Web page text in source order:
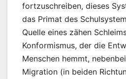
fortzuschreiben, dieses
das Primat des
Quelle eines zähen
Konformismus, der die
Menschen hemmt,
Migration (in beiden